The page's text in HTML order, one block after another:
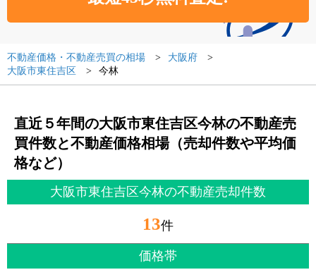
不動産価格・不動産売買の相場
大阪府
大阪市東住吉区
今林
直近５年間の大阪市東住吉区今林の不動産売
買件数と不動産価格相場（売却件数や平均価
格など）
大阪市東住吉区今林の不動産売却件数
13件
価格帯